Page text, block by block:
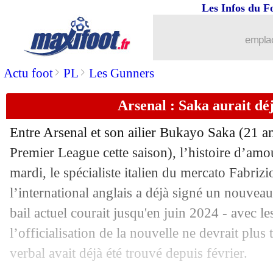
Actu foot> PL > Les Gunners
Les Infos du
Arsenal : Saka aurait
Entre Arsenal et son ailier Bukayo Saka (21
Premier League cette saison), l’histoire
mardi, le spécialiste italien du mercato
l’international anglais a déjà signé un
bail actuel courait jusqu'en juin 2024 - avec
l’officialisation de la nouvelle ne devrait plus
verbal avait déjà été trouvé depuis février.
: Dembélé et Zaha, pistes
23/05 Monaco: l'ailier Michal passe pro
23/05 Divers: Bettoni veut entraîner en L1
23/05 PSG: Jorge Messi pousse pour
23/05 Newcastle : le mercato, Howe
23/05 PHOTOS: le nouveau maillot de
23/05 PSG : QSI veut investir à Santos